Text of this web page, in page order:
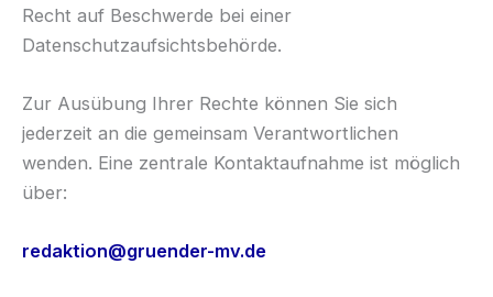
Recht auf Beschwerde bei einer
Datenschutzaufsichtsbehörde.
Zur Ausübung Ihrer Rechte können Sie sich
jederzeit an die gemeinsam Verantwortlichen
wenden. Eine zentrale Kontaktaufnahme ist möglich
über:
redaktion@gruender-mv.de